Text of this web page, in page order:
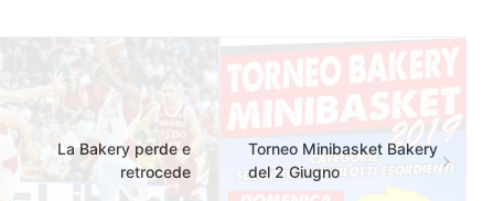
La Bakery perde e
retrocede
Torneo Minibasket Bakery
del 2 Giugno